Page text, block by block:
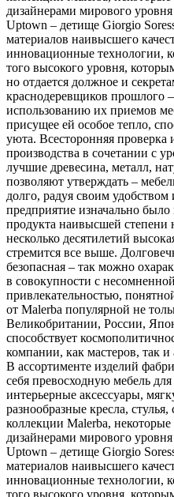
дизайнерами мирового
Uptown – детище Giorgio
материалов наивысшего
инновационные технологии,
того высокого уровня,
но отдается должное и
краснодеревщиков прошлого
использованию их приемов
присущее ей особое тепло,
уюта. Всесторонняя проверка
производства в сочетании с
лучшие древесина, металл,
позволяют утверждать –
долго, радуя своим
предприятие изначально
продукта наивысшей степени
несколько десятилетий
стремится все выше.
безопасная – так можно
в совокупности с
привлекательностью,
от Malerba популярной не
Великобритании, России,
способствует
компании, как мастеров, так
В ассортименте изделий
себя превосходную мебель
интерьерные аксессуары,
разнообразные кресла,
коллекции Malerba,
дизайнерами мирового
Uptown – детище Giorgio
материалов наивысшего
инновационные технологии,
того высокого уровня,